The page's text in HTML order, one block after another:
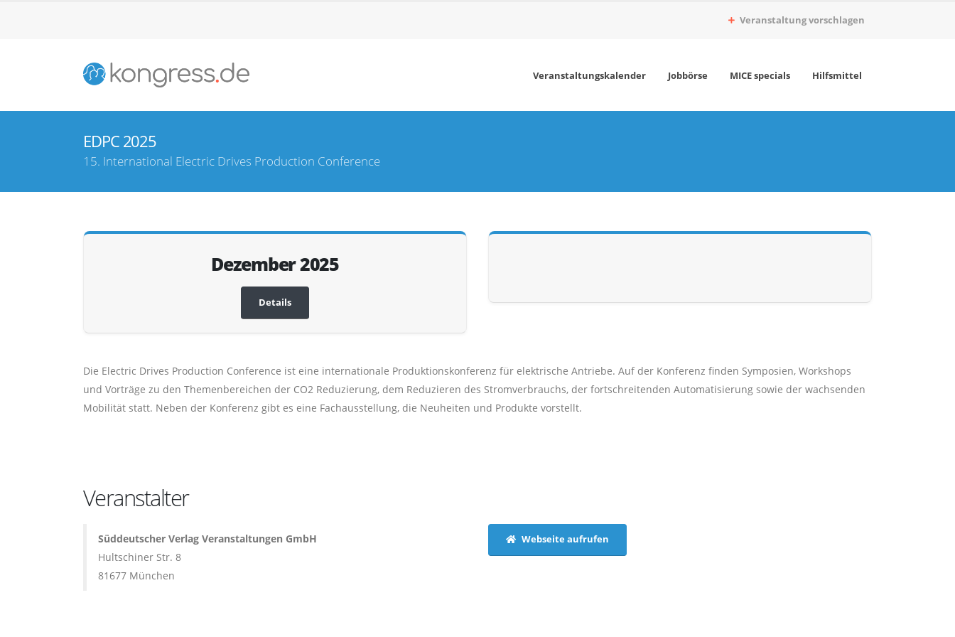
Veranstaltung vorschlagen
Veranstaltungskalender Jobbörse MICE specials Hilfsmittel
EDPC 2025
15. International Electric Drives Production Conference
Dezember 2025
Details
Die Electric Drives Production Conference ist eine internationale Produktionskonferenz für elektrische Antriebe. Auf der Konferenz finden Symposien, Workshops
und Vorträge zu den Themenbereichen der CO2 Reduzierung, dem Reduzieren des Stromverbrauchs, der fortschreitenden Automatisierung sowie der wachsenden
Mobilität statt. Neben der Konferenz gibt es eine Fachausstellung, die Neuheiten und Produkte vorstellt.
Veranstalter
Süddeutscher Verlag Veranstaltungen GmbH
Hultschiner Str. 8
81677 München
Webseite aufrufen